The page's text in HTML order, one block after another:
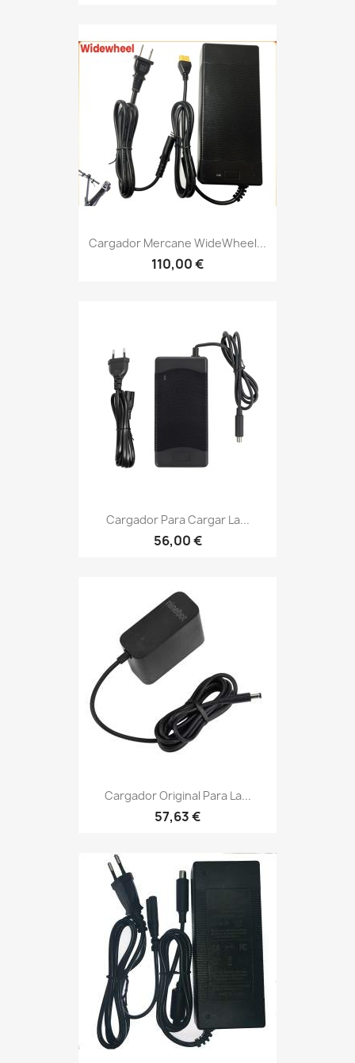
Cargador Mercane WideWheel...
110,00 €
Cargador Para Cargar La...
56,00 €
Cargador Original Para La...
57,63 €